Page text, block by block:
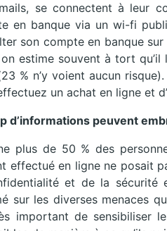
se connectent à leur
en banque via un wi-fi
son compte en banque
estime souvent à tort qu’il
% n’y voient aucun
un achat en ligne et
d’informations peuvent
plus de 50 % des
effectué en ligne ne posait
et de la sécurité
sur les diverses menaces
important de sensibiliser